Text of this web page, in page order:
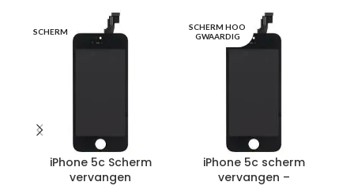
SCHERM
iPhone 5c Scherm
vervangen
SCHERM HOO
GWAARDIG
iPhone 5c scherm
vervangen –